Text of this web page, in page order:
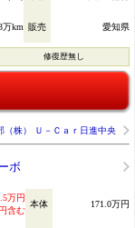
万km 販売 愛知県
修復歴無し
（株） Ｕ－Ｃａｒ日進中央
ボ
万円
含む
本体 171.0万円